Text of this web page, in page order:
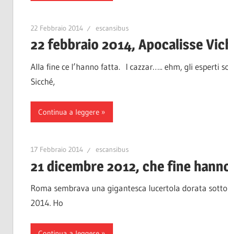
22 Febbraio 2014 escansibus
22 febbraio 2014, Apocalisse
Alla fine ce l’hanno fatta. I cazzar….. ehm, gli esperti
Sicché,
Continua a leggere
17 Febbraio 2014 escansibus
21 dicembre 2012, che fine
Roma sembrava una gigantesca lucertola dorata
2014. Ho